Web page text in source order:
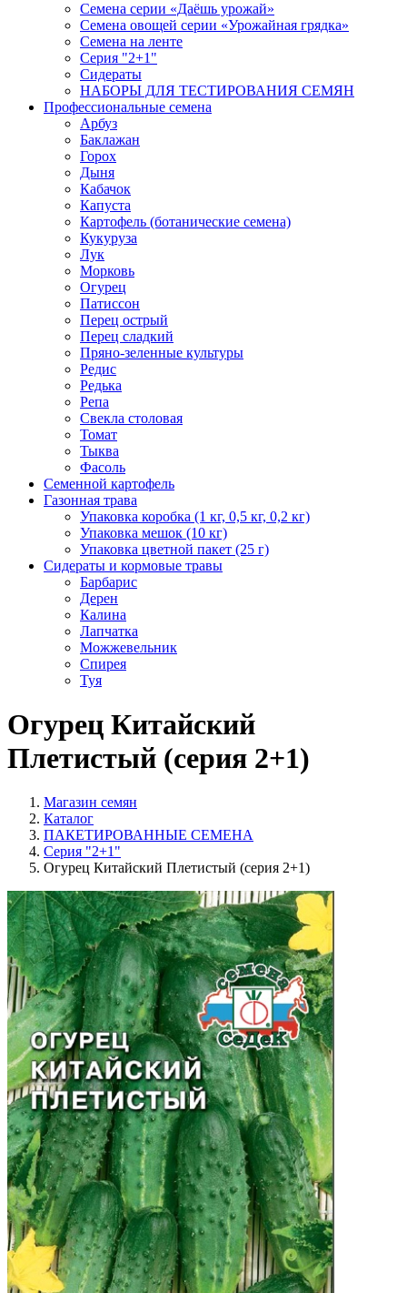
Семена серии «Даёшь урожай»
Семена овощей серии «Урожайная грядка»
Семена на ленте
Серия "2+1"
Сидераты
НАБОРЫ ДЛЯ ТЕСТИРОВАНИЯ СЕМЯН
Профессиональные семена
Арбуз
Баклажан
Горох
Дыня
Кабачок
Капуста
Картофель (ботанические семена)
Кукуруза
Лук
Морковь
Огурец
Патиссон
Перец острый
Перец сладкий
Пряно-зеленные культуры
Редис
Редька
Репа
Свекла столовая
Томат
Тыква
Фасоль
Семенной картофель
Газонная трава
Упаковка коробка (1 кг, 0,5 кг, 0,2 кг)
Упаковка мешок (10 кг)
Упаковка цветной пакет (25 г)
Сидераты и кормовые травы
Барбарис
Дерен
Калина
Лапчатка
Можжевельник
Спирея
Туя
Огурец Китайский
Плетистый (серия 2+1)
Магазин семян
Каталог
ПАКЕТИРОВАННЫЕ СЕМЕНА
Серия "2+1"
Огурец Китайский Плетистый (серия 2+1)